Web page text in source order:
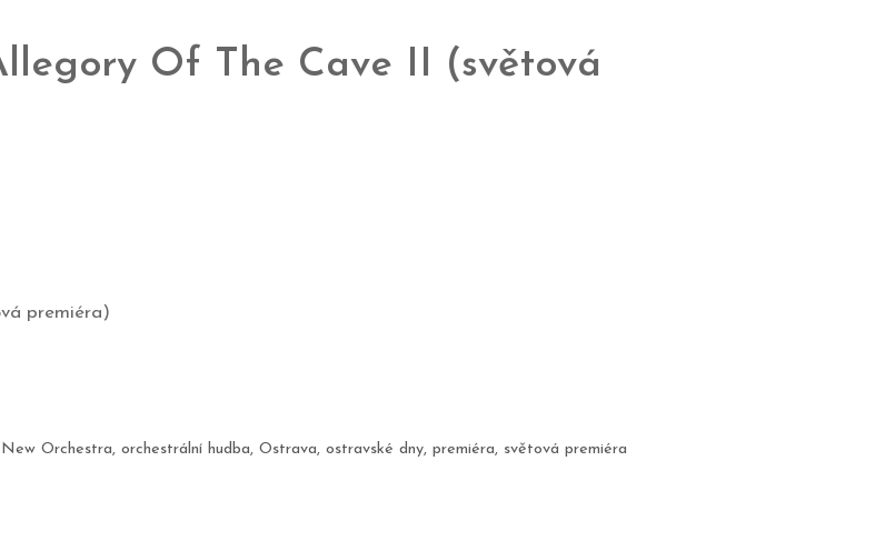
Of The Cave II (světová
premiéra)
Orchestra, orchestrální hudba, Ostrava, ostravské dny, premiéra, světová premiéra